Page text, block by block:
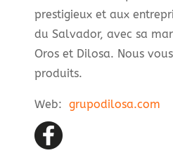
prestigieux et aux
du Salvador, avec sa
Oros et Dilosa. Nous
produits.
Web:grupodilosa.com